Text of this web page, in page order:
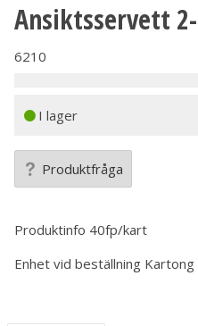
Ansiktsservett
6210
I lager
Produktfråga
Produktinfo 40fp/kart
Enhet vid beställning Kartong